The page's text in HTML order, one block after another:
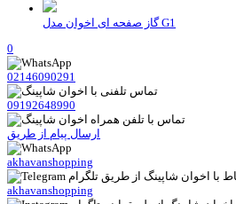
گاز صفحه ای اخوان مدل G1
0
02146090291
09192648990
ارسال پیام از طریق
akhavanshopping
akhavanshopping